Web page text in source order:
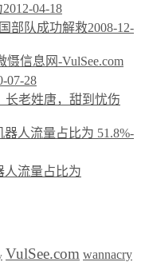
2012-04-18
部队成功解救2008-12-
07-28
长老姓唐，甜到忧伤
人流量占比为
VulSee.com wannacry